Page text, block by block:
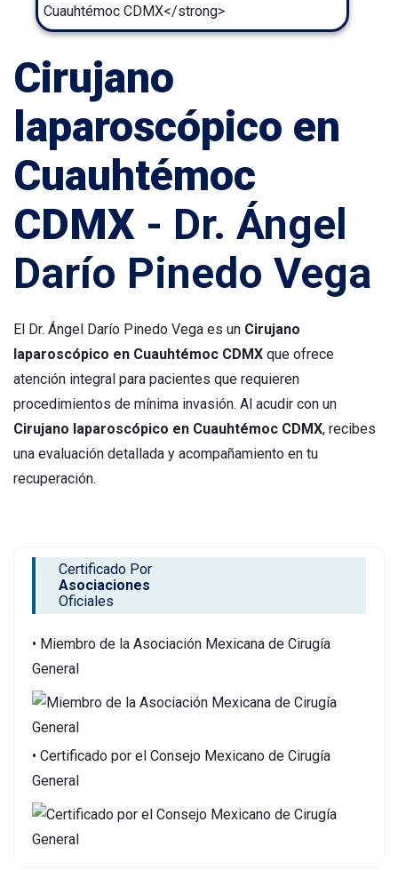
Cirujano
laparoscópico en
Cuauhtémoc
CDMX - Dr. Ángel
Darío Pinedo Vega
El Dr. Ángel Darío Pinedo Vega es un Cirujano
laparoscópico en Cuauhtémoc CDMX que ofrece
atención integral para pacientes que requieren
procedimientos de mínima invasión. Al acudir con un
Cirujano laparoscópico en Cuauhtémoc CDMX, recibes
una evaluación detallada y acompañamiento en tu
recuperación.
Certificado Por
Asociaciones
Oficiales
• Miembro de la Asociación Mexicana de Cirugía
General
• Certificado por el Consejo Mexicano de Cirugía
General